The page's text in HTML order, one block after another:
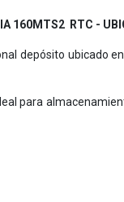
160MTS2 RTC -
depósito ubicado
para